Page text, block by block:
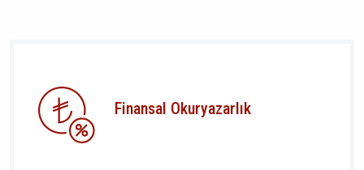
Finansal Okuryazarlık